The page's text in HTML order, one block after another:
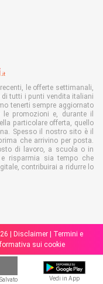
Salvato Vedi in App
le offerte settimanali,
di tutti i punti vendita italiani
tenerti sempre aggiornato
promozioni e, durante il
particolare offerta, quello
Spesso il nostro sito è il
che arrivino per posta.
di lavoro, a scuola o in
e risparmia sia tempo che
contribuirai a ridurre lo
| Disclaimer|
Termini e
sui cookie